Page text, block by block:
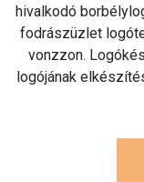
hivalkodó
fodrászüzlet
vonzzon.
logójának